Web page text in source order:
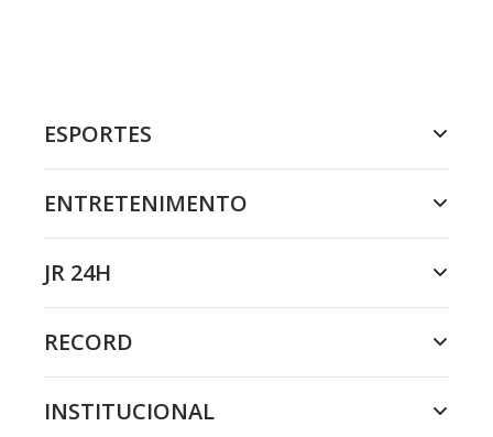
ESPORTES
ENTRETENIMENTO
JR 24H
RECORD
INSTITUCIONAL